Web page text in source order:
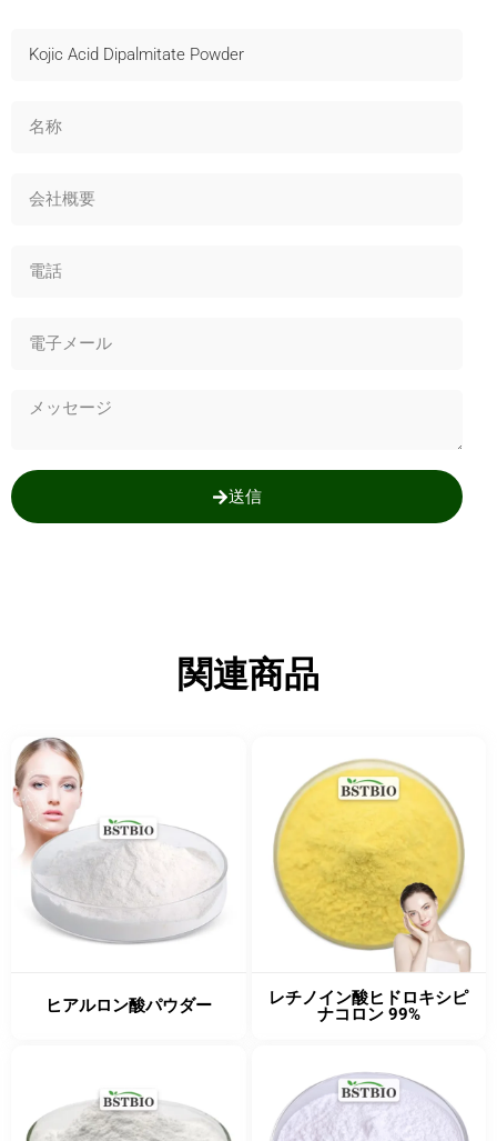
送信
関連商品
ヒアルロン酸パウダー
レチノイン酸ヒドロキシピ
ナコロン 99%